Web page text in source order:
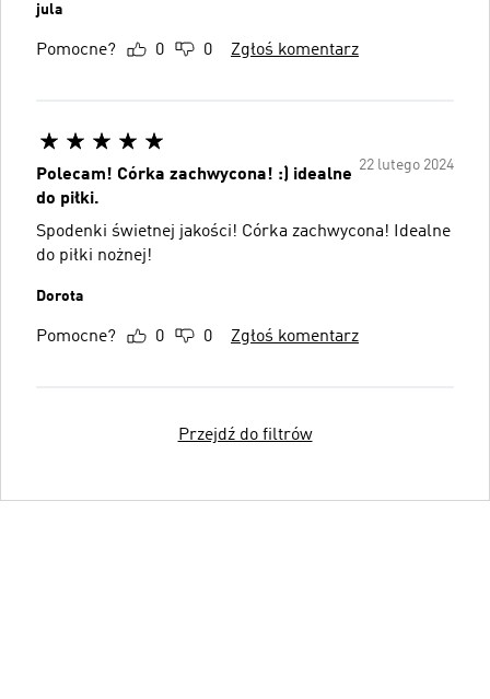
jula
Pomocne? 0 0 Zgłoś komentarz
22 lutego 2024
Polecam! Córka zachwycona! :) idealne
do piłki.
Spodenki świetnej jakości! Córka zachwycona! Idealne
do piłki nożnej!
Dorota
Pomocne? 0 0 Zgłoś komentarz
Przejdź do filtrów